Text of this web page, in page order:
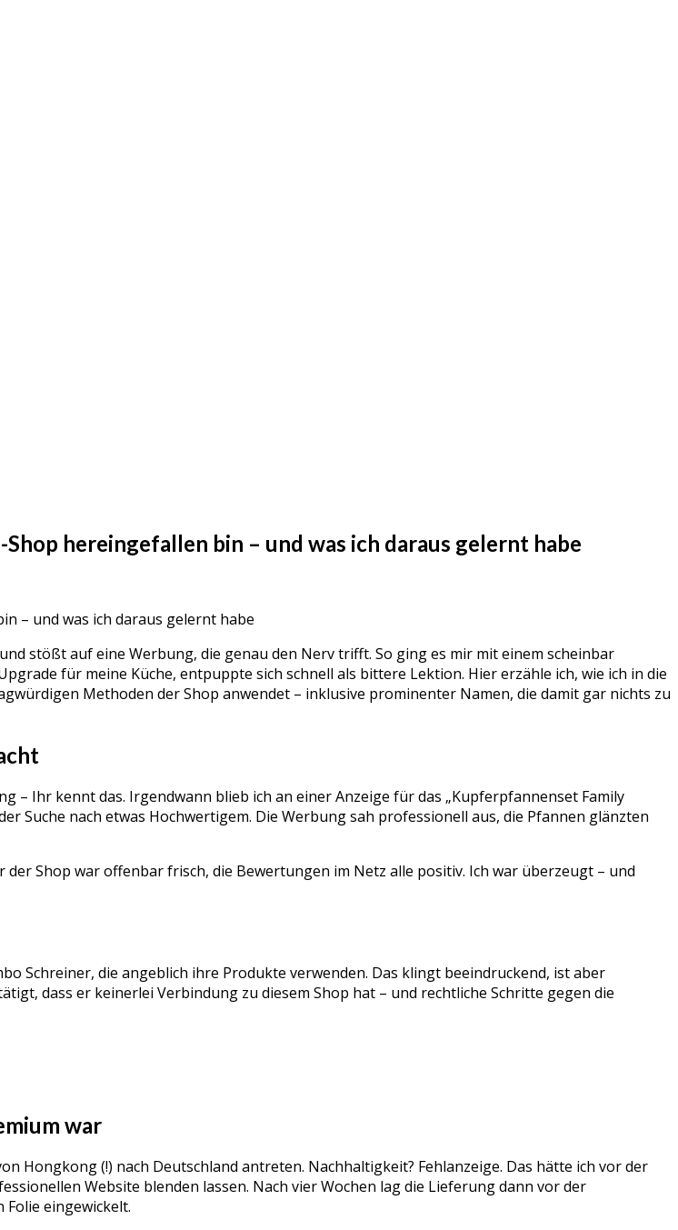
hereingefallen bin – und was ich daraus gelernt habe
stößt auf eine Werbung, die genau den Nerv trifft. So ging es mir mit einem scheinbar
für meine Küche, entpuppte sich schnell als bittere Lektion. Hier erzähle ich, wie ich in die
Methoden der Shop anwendet – inklusive prominenter Namen, die damit gar nichts zu
– Ihr kennt das. Irgendwann blieb ich an einer Anzeige für das „Kupferpfannenset Family
Suche nach etwas Hochwertigem. Die Werbung sah professionell aus, die Pfannen glänzten
Shop war offenbar frisch, die Bewertungen im Netz alle positiv. Ich war überzeugt – und
Schreiner, die angeblich ihre Produkte verwenden. Das klingt beeindruckend, ist aber
dass er keinerlei Verbindung zu diesem Shop hat – und rechtliche Schritte gegen die
war
Hongkong (!) nach Deutschland antreten. Nachhaltigkeit? Fehlanzeige. Das hätte ich vor der
Website blenden lassen. Nach vier Wochen lag die Lieferung dann vor der
eingewickelt.